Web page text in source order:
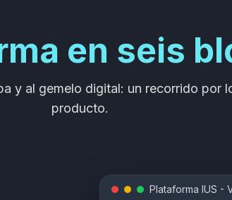
en seis
y al gemelo digital: un recorrido por
producto.
Plataforma IUS -